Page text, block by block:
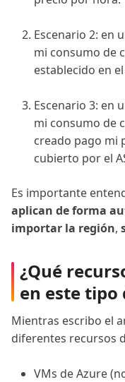
Escenario 2: en
mi consumo de
establecido en
Escenario 3: en
mi consumo de
creado pago mi
cubierto por el
Es importante
aplican de forma
importar la región,
¿Qué
en este tipo
Mientras escribo el
diferentes recursos
VMs de Azure